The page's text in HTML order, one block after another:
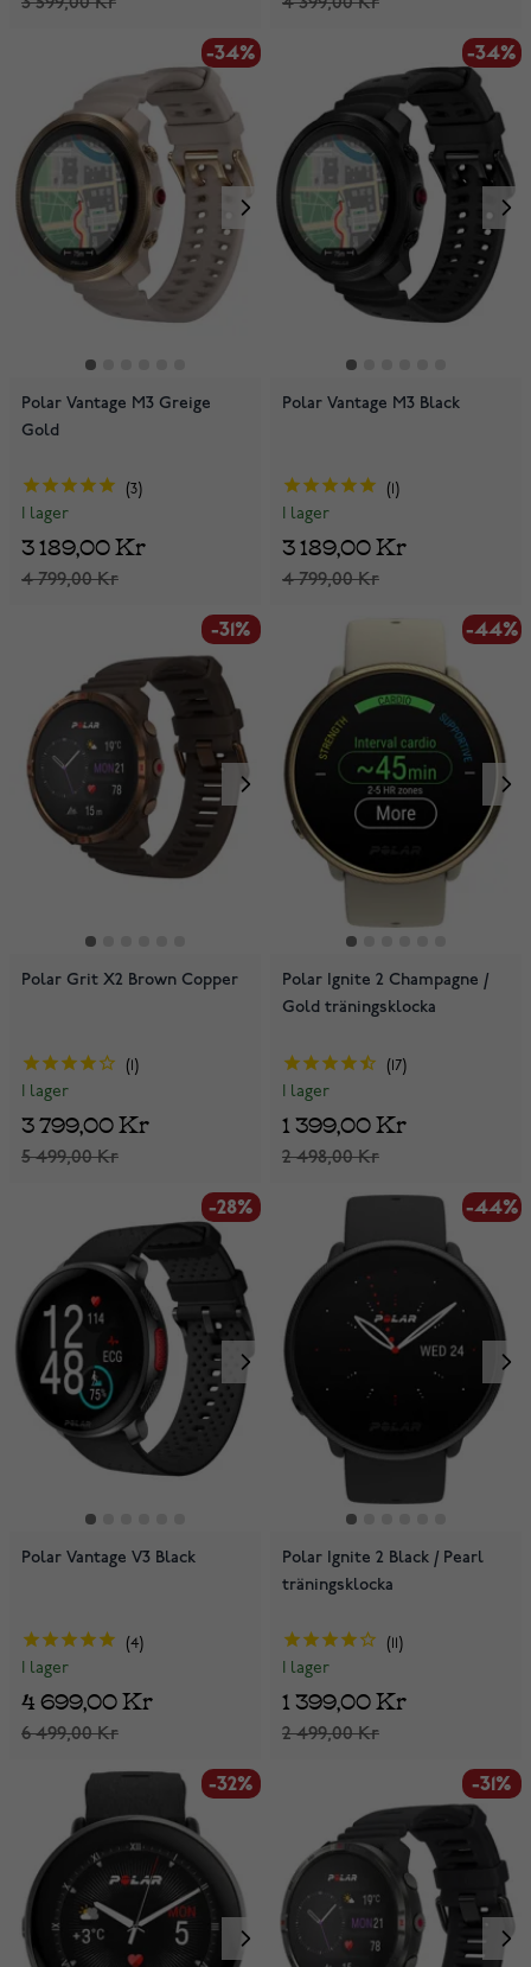
-34%
Polar Vantage M3 Greige
Gold
3
I lager
4 799,00 Kr
3 189,00 Kr
-34%
Polar Vantage M3 Black
I lager
4 799,00 Kr
3 189,00 Kr
-31%
Polar Grit X2 Brown Copper
I lager
5 499,00 Kr
3 799,00 Kr
-44%
Polar Ignite 2 Champagne /
Gold träningsklocka
17
I lager
2 498,00 Kr
1 399,00 Kr
-28%
Polar Vantage V3 Black
4
I lager
6 499,00 Kr
4 699,00 Kr
-44%
Polar Ignite 2 Black / Pearl
träningsklocka
I lager
2 499,00 Kr
1 399,00 Kr
-32% -31%